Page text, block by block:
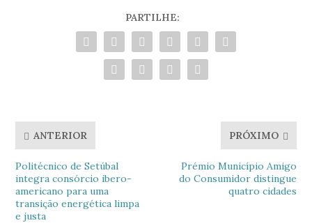
PARTILHE:
ANTERIOR
Politécnico de Setúbal
integra consórcio ibero-
americano para uma
transição energética limpa
e justa
PRÓXIMO
Prémio Município Amigo
do Consumidor distingue
quatro cidades